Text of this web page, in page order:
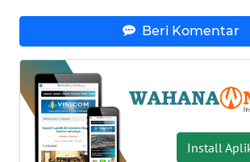
Beri Komentar
Install
SULTENG
WN
SULBAR